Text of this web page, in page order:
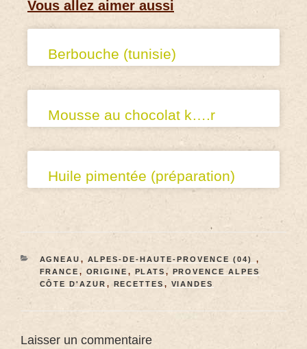
Vous allez aimer aussi
Berbouche (tunisie)
Mousse au chocolat k….r
Huile pimentée (préparation)
AGNEAU , ALPES-DE-HAUTE-PROVENCE (04) ,
FRANCE , ORIGINE , PLATS , PROVENCE ALPES
CÔTE D'AZUR , RECETTES , VIANDES
Laisser un commentaire